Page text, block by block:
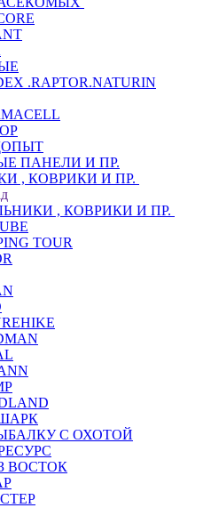
.RAPTOR.NATURIN
ПАНЕЛИ И ПР.
, КОВРИКИ И ПР.
, КОВРИКИ И ПР.
TOUR
С ОХОТОЙ
ВОСТОК